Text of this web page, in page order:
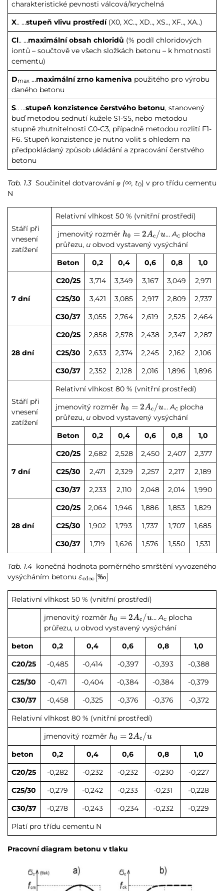
charakteristické pevnosti válcová/krychelná
X.. …stupeň vlivu prostředí(X0, XC.., XD.., XS.., XF.., XA..)
Cl.. …maximální obsah chloridů (% podíl chloridových
iontů – součtově ve všech složkách betonu – k hmotnosti
cementu)
Dmax …maximální zrno kameniva použitého pro výrobu
daného betonu
S.. …stupeň konzistence čerstvého betonu, stanovený
buď metodou sednutí kužele S1-S5, nebo metodou
stupně zhutnitelnosti C0-C3, případně metodou rozlití F1-
F6. Stupeň konzistence je nutno volit s ohledem na
předpokládaný způsob ukládání a zpracování čerstvého
betonu
Tab. 1.3 Součinitel dotvarování φ (∞, t0) v pro třídu cementu
N
Stáří při
vnesení
zatížení
Relativní vlhkost 50 % (vnitřní prostředí)
jmenovitý rozměr h_0=2A_\text{c}/u
h0 = 2Ac /u…Ac plocha
průřezu, u obvod vystavený vysýchání
Beton
0,2 0,4 0,6 0,8 1,0
7 dní
C20/25 3,714 3,349 3,167 3,049
2,971
C25/30
3,421 3,085 2,917 2,809
2,737
C30/37
3,055 2,764 2,619 2,525 2,464
28 dní
C20/25 2,858 2,578 2,438 2,347
2,287
C25/30
2,633 2,374 2,245 2,162
2,106
C30/37
2,352 2,128 2,016 1,896 1,896
Stáří při
vnesení
zatížení
Relativní vlhkost 80 % (vnitřní prostředí)
jmenovitý rozměr h_0=2A_\text{c}/u
h0 = 2Ac /u…Ac plocha
průřezu, u obvod vystavený vysýchání
Beton
0,2 0,4 0,6 0,8 1,0
7 dní
C20/25 2,682 2,528 2,450 2,407
2,377
C25/30
2,471 2,329 2,257 2,217
2,189
C30/37
2,233 2,110 2,048 2,014 1,990
28 dní
C20/25 2,064 1,946 1,886 1,853
1,829
C25/30
1,902 1,793 1,737 1,707
1,685
C30/37
1,719 1,626 1,576 1,550 1,531
Tab. 1.4 konečná hodnota poměrného smrštění vyvozeného
vysýcháním betonu \varepsilon_{\text{cd}\infty}
εcd∞ [‰]
Relativní vlhkost 50 % (vnitřní prostředí)
jmenovitý rozměr h_0=2A_\text{c}/u
h0 = 2Ac /u…Ac plocha
průřezu, u obvod vystavený vysýchání
beton
0,2 0,4 0,6 0,8
1,0
C20/25
-0,485 -0,414 -0,397 -0,393
-0,388
C25/30
-0,471 -0,404 -0,384 -0,384
-0,379
C30/37
-0,458 -0,325 -0,376 -0,376
-0,372
Relativní vlhkost 80 % (vnitřní prostředí)
jmenovitý rozměr h_0=2A_\text{c}/u
h0 = 2Ac /u
beton 0,2 0,4 0,6 0,8
1,0
C20/25
-0,282 -0,232 -0,232 -0,230
-0,227
C25/30
-0,279 -0,242 -0,233 -0,231
-0,228
C30/37
-0,278 -0,243 -0,234 -0,232
-0,229
Platí pro třídu cementu N
Pracovní diagram betonu v tlaku